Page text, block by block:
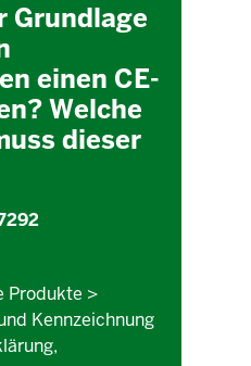
Grundlage
einen CE-
Welche
dieser
Produkte >
Kennzeichnung